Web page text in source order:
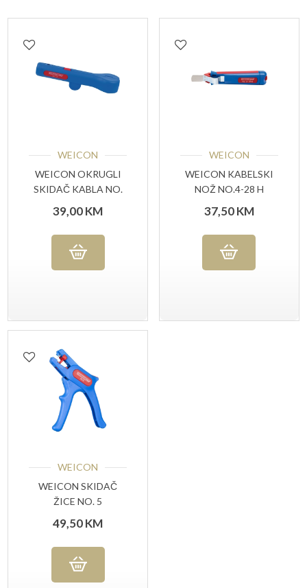
WEICON
WEICON OKRUGLI
SKIDAČ KABLA NO.
39,00KM
WEICON
WEICON KABELSKI
NOŽ NO.4-28 H
37,50KM
WEICON
WEICON SKIDAČ
ŽICE NO. 5
49,50KM